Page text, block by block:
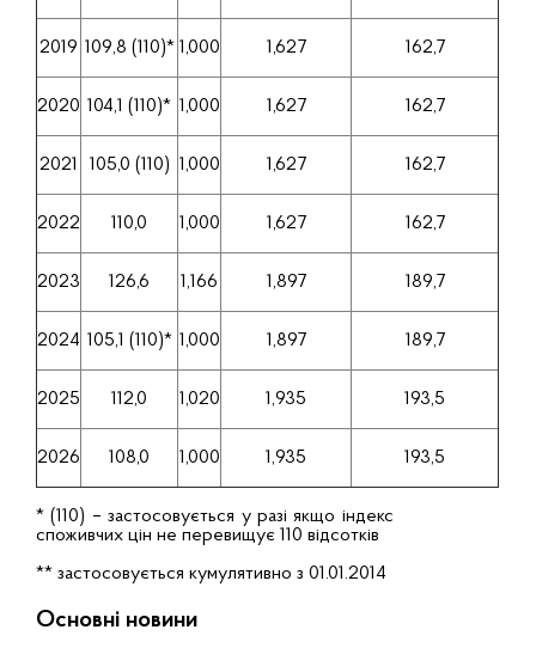
2019 109,8 (110)* 1,000 1,627 162,7
2020 104,1 (110)* 1,000 1,627 162,7
2021 105,0 (110) 1,000 1,627 162,7
2022 110,0 1,000 1,627 162,7
2023 126,6 1,166 1,897 189,7
2024 105,1 (110)* 1,000 1,897 189,7
2025 112,0 1,020 1,935 193,5
2026 108,0 1,000 1,935 193,5
* (110) – застосовується у разі якщо індекс
споживчих цін не перевищує 110 відсотків
** застосовується кумулятивно з 01.01.2014
Основні новини